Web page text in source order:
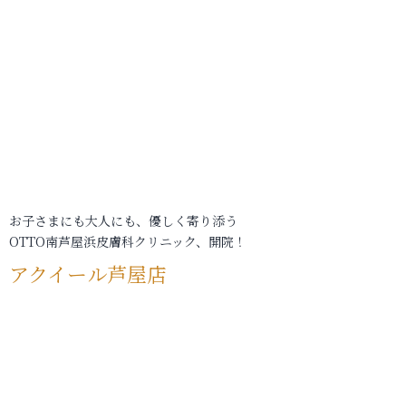
お子さまにも大人にも、優しく寄り添う
OTTO南芦屋浜皮膚科クリニック、開院！
アクイール芦屋店